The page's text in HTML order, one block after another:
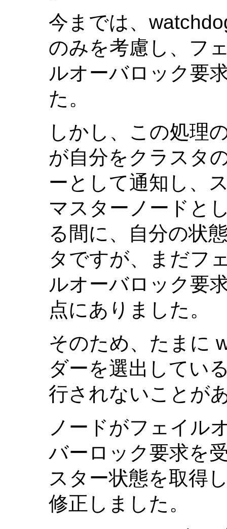
今までは、
のみを考慮し、フ
ルオーバロック要
た。
しかし、この処理
が自分をクラスタ
ーとして通知し、
マスターノードと
る間に、自分の状
タですが、まだフ
ルオーバロック要
点にありました。
そのため、たまに
ダーを選出してい
行されないことが
ノードがフェイル
バーロック要求を
スター状態を取得
修正しました。